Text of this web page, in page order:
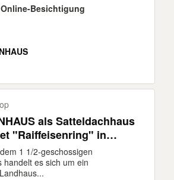
Online-Besichtigung
als Satteldachhaus
"Raiffeisenring" in
1 1/2-geschossigen
handelt es sich um ein